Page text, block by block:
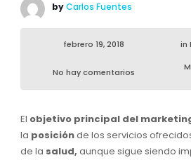
byCarlos Fuentes
febrero 19, 2018 in
No hay comentarios
El objetivo principal del
la posiciónde los servicios
de la salud, aunque sigue siendo